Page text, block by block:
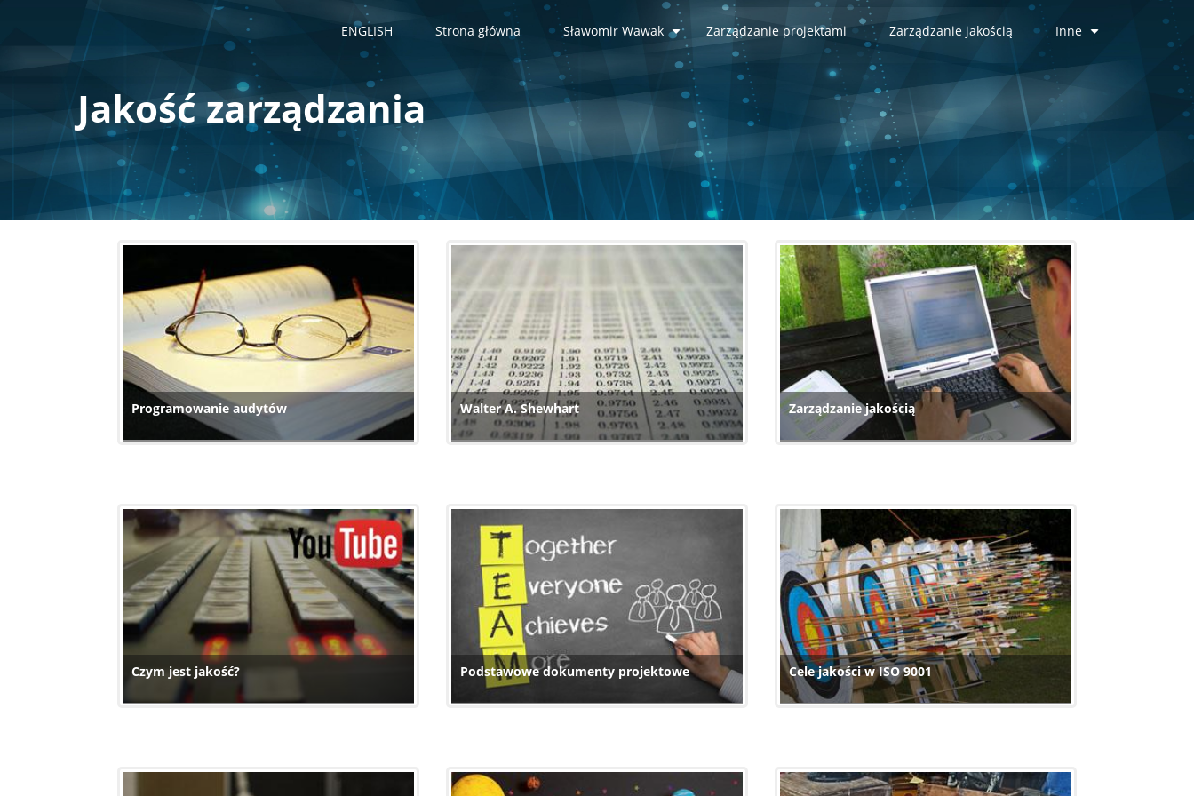
ENGLISH Strona główna +
Sławomir Wawak Zarządzanie projektami Zarządzanie jakością Inne
Jakość zarządzania
Programowanie audytów Walter A. Shewhart Zarządzanie jakością
Czym jest jakość? Podstawowe dokumenty projektowe Cele jakości w ISO 9001
Stronicowanie